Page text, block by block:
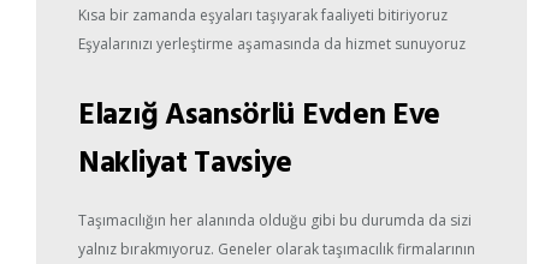
Kısa bir zamanda eşyaları taşıyarak faaliyeti bitiriyoruz
Eşyalarınızı yerleştirme aşamasında da hizmet sunuyoruz
Elazığ Asansörlü Evden Eve
Nakliyat Tavsiye
Taşımacılığın her alanında olduğu gibi bu durumda da sizi
yalnız bırakmıyoruz. Geneler olarak taşımacılık firmalarının